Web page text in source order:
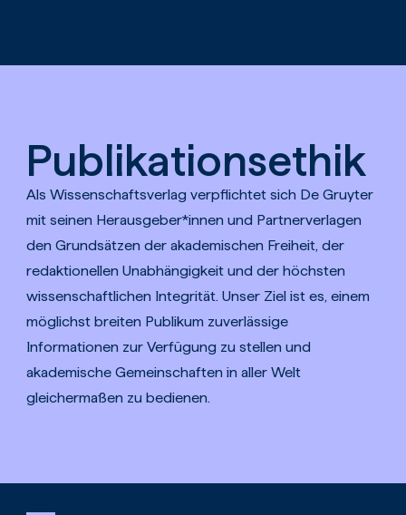
Publikationsethik
Als Wissenschaftsverlag verpflichtet sich De Gruyter
mit seinen Herausgeber*innen und Partnerverlagen
den Grundsätzen der akademischen Freiheit, der
redaktionellen Unabhängigkeit und der höchsten
wissenschaftlichen Integrität. Unser Ziel ist es, einem
möglichst breiten Publikum zuverlässige
Informationen zur Verfügung zu stellen und
akademische Gemeinschaften in aller Welt
gleichermaßen zu bedienen.